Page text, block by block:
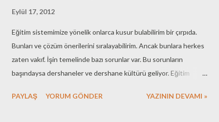
Eylül 17, 2012
Eğitim sistemimize yönelik onlarca kusur bulabilirim bir çırpıda.
Bunları ve çözüm önerilerini sıralayabilirim. Ancak bunlara herkes
zaten vakıf. İşin temelinde bazı sorunlar var. Bu sorunların
başındaysa dershaneler ve dershane kültürü geliyor. Eğitim
Öğretim Sistemi başlıklı bir yazıda değinmiştim. O zaman
PAYLAŞ YORUM GÖNDER YAZININ DEVAMI »